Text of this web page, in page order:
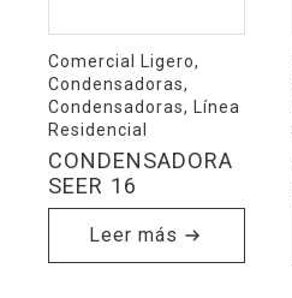
Comercial Ligero,
Condensadoras,
Condensadoras, Línea
Residencial
CONDENSADORA
SEER 16
Leer más